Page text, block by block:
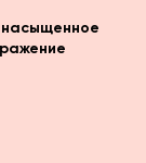
насыщенное